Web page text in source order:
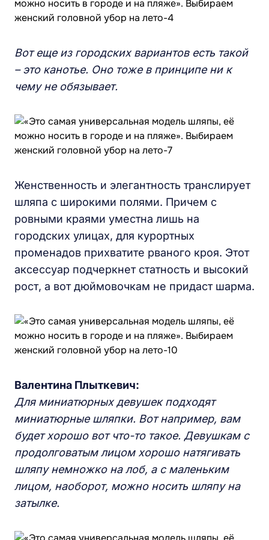
Вот еще из городских вариантов есть такой
– это канотье. Оно тоже в принципе ни к
чему не обязывает.
Женственность и элегантность транслирует
шляпа с широкими полями. Причем с
ровными краями уместна лишь на
городских улицах, для курортных
променадов прихватите рваного кроя. Этот
аксессуар подчеркнет статность и высокий
рост, а вот дюймовочкам не придаст шарма.
Валентина Плыткевич:
Для миниатюрных девушек подходят
миниатюрные шляпки. Вот например, вам
будет хорошо вот что-то такое. Девушкам с
продолговатым лицом хорошо натягивать
шляпу немножко на лоб, а с маленьким
лицом, наоборот, можно носить шляпу на
затылке.